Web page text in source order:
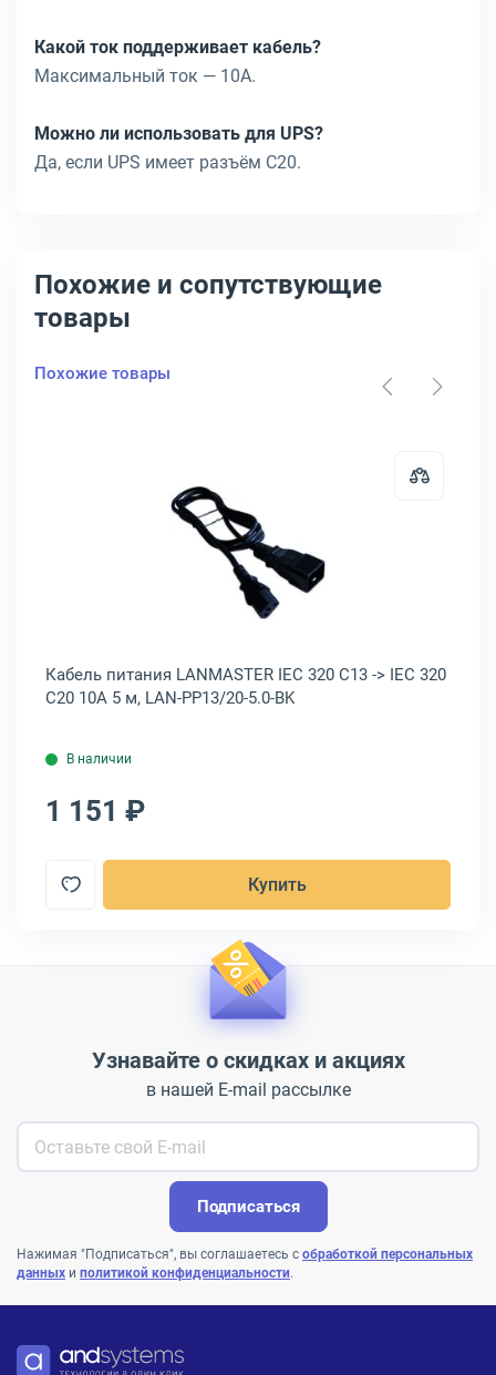
Какой ток поддерживает кабель?
Максимальный ток — 10A.
Можно ли использовать для UPS?
Да, если UPS имеет разъём C20.
Похожие и сопутствующие
товары
Похожие товары
Hyperline IEC 320 C20 -&gt; IEC 320 C19 16A 1 м, PWC-IEC19-
Открыть товар: Кабель питания
Кабель питания LANMASTER IEC 320 C13 -> IEC 320
C20 10A 5 м, LAN-PP13/20-5.0-BK
В наличии
1 151 ₽
Купить
Узнавайте о скидках и акциях
в нашей E-mail рассылке
Подписаться
Нажимая "Подписаться", вы соглашаетесь с обработкой персональных
данных и политикой конфиденциальности.